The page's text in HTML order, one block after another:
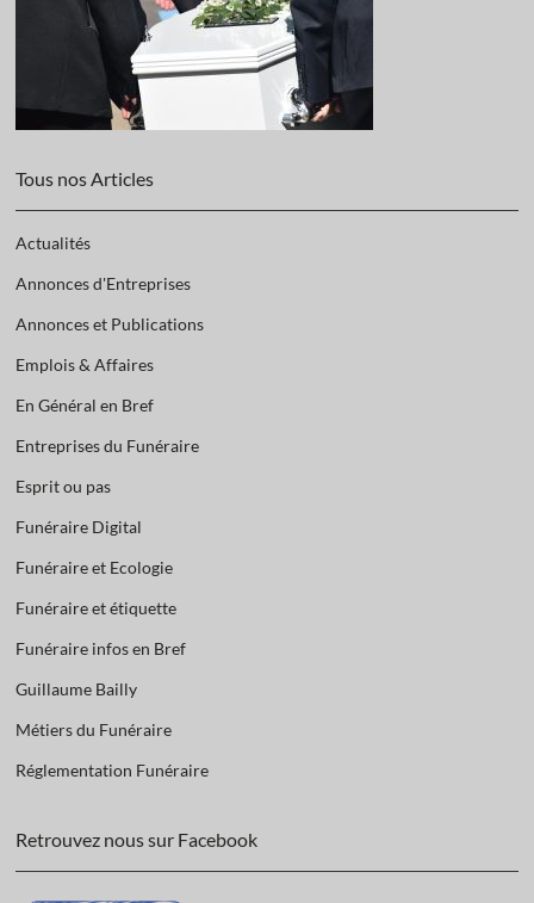
Tous nos Articles
Actualités
Annonces d'Entreprises
Annonces et Publications
Emplois & Affaires
En Général en Bref
Entreprises du Funéraire
Esprit ou pas
Funéraire Digital
Funéraire et Ecologie
Funéraire et étiquette
Funéraire infos en Bref
Guillaume Bailly
Métiers du Funéraire
Réglementation Funéraire
Retrouvez nous sur Facebook